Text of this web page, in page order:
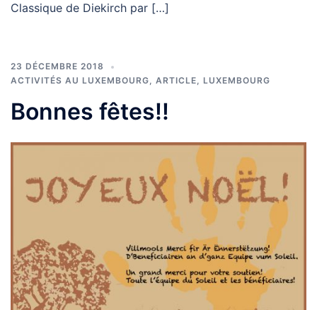
Classique de Diekirch par […]
23 DÉCEMBRE 2018
ACTIVITÉS AU LUXEMBOURG, ARTICLE, LUXEMBOURG
Bonnes fêtes!!